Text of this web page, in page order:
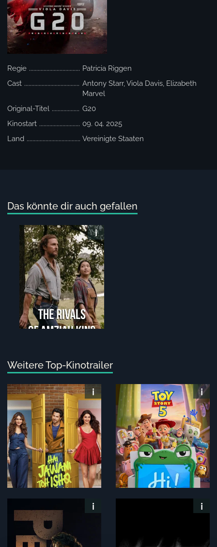
Regie
Patricia Riggen
Cast
Antony Starr, Viola Davis, Elizabeth
Marvel
Original-Titel
G20
Kinostart
09. 04. 2025
Land
Vereinigte Staaten
Das könnte dir auch gefallen
Weitere Top-Kinotrailer